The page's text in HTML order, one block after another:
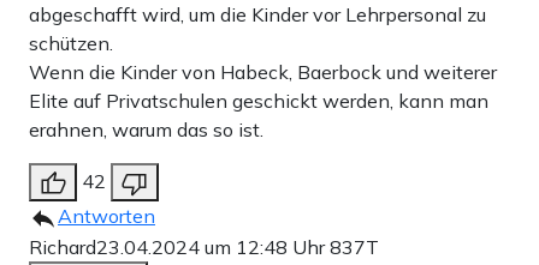
abgeschafft wird, um die Kinder vor Lehrpersonal zu
schützen.
Wenn die Kinder von Habeck, Baerbock und weiterer
Elite auf Privatschulen geschickt werden, kann man
erahnen, warum das so ist.
42
Antworten
Richard23.04.2024 um 12:48 Uhr837T